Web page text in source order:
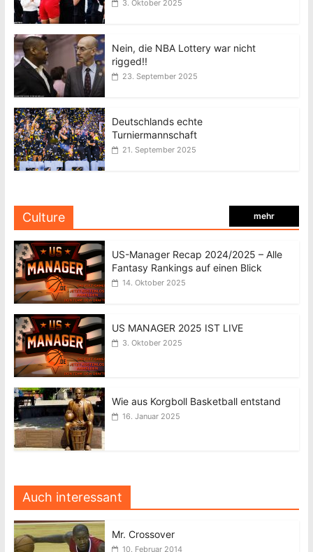
3. Oktober 2025
Nein, die NBA Lottery war nicht
rigged!!
23. September 2025
Deutschlands echte
Turniermannschaft
21. September 2025
Culture mehr
US-Manager Recap 2024/2025 – Alle
Fantasy Rankings auf einen Blick
14. Oktober 2025
US MANAGER 2025 IST LIVE
3. Oktober 2025
Wie aus Korgboll Basketball entstand
16. Januar 2025
Auch interessant
Mr. Crossover
10. Februar 2014